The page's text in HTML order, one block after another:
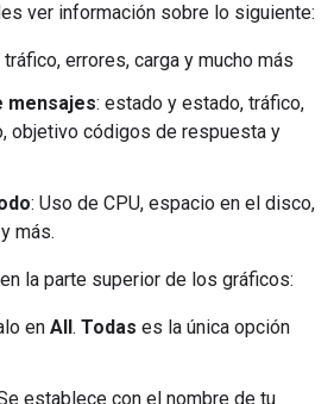
ver información sobre lo siguiente:
errores, carga y mucho más
mensajes: estado y estado, tráfico,
objetivo códigos de respuesta y
: Uso de CPU, espacio en el disco,
más.
la parte superior de los gráficos:
en All . Todas es la única opción
establece con el nombre de tu